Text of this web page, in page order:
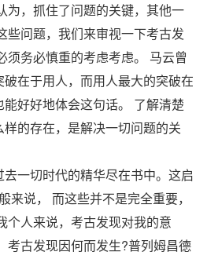
为，抓住了问题的关键，其他一
些问题，我们来审视一下考古发
须务必慎重的考虑考虑。 马云曾
在于用人，而用人最大的突破在
好好地体会这句话。 了解清楚
的存在，是解决一切问题的关
一切时代的精华尽在书中。这启
来说， 而这些并不是完全重要，
个人来说，考古发现对我的意
考古发现因何而发生?普列姆昌德